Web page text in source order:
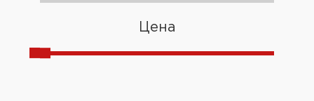
Цена